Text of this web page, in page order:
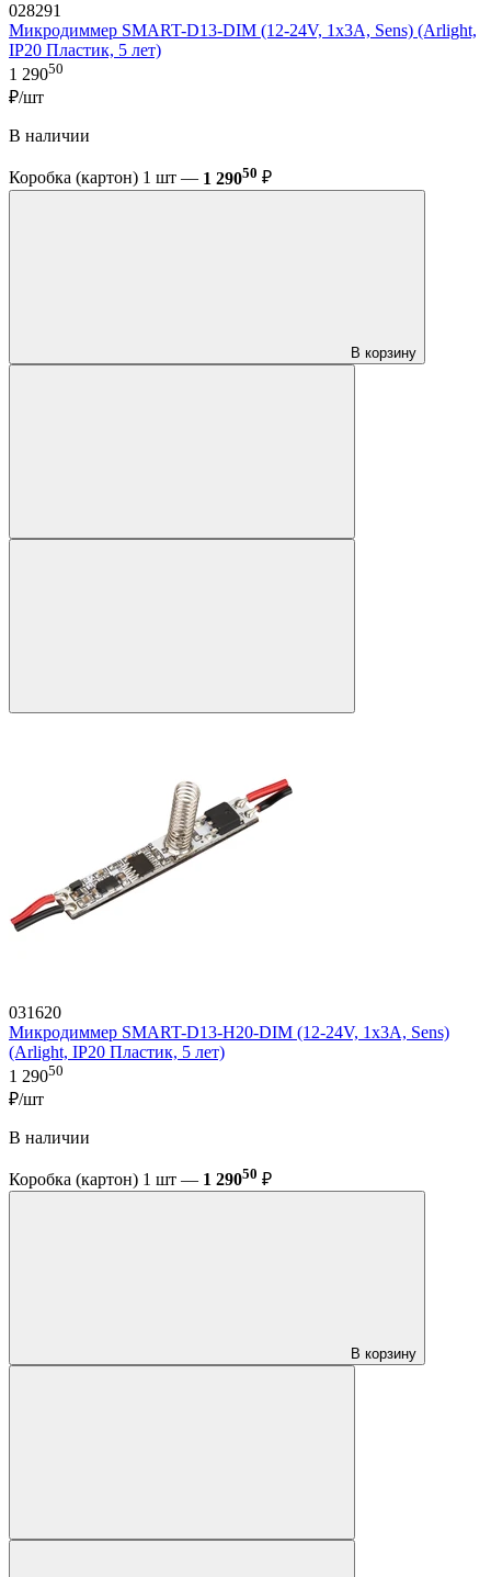
028291
Микродиммер SMART-D13-DIM (12-24V, 1x3A, Sens) (Arlight,
IP20 Пластик, 5 лет)
1 29050
₽/шт
В наличии
Коробка (картон) 1 шт — 1 29050 ₽
В корзину
031620
Микродиммер SMART-D13-H20-DIM (12-24V, 1x3A, Sens)
(Arlight, IP20 Пластик, 5 лет)
1 29050
₽/шт
В наличии
Коробка (картон) 1 шт — 1 29050 ₽
В корзину